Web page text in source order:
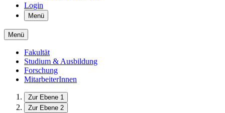
Login
Menü
Menü
Fakultät
Studium & Ausbildung
Forschung
MitarbeiterInnen
Zur Ebene 1
Zur Ebene 2